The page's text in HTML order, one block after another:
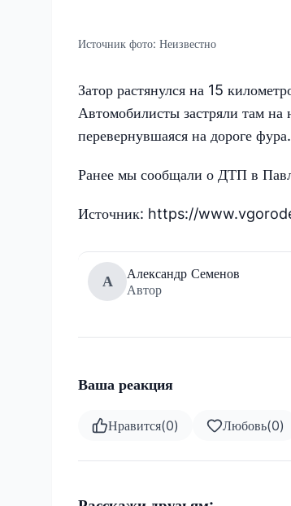
Источник фото: Неизвестно
Затор растянулся на 15
Автомобилисты застряли там на
перевернувшаяся на дороге фура.
Ранее мы сообщали о ДТП в
Источник: https://
А
Александр Семенов
Автор
Ваша реакция
Нравится(0) Любовь(0)